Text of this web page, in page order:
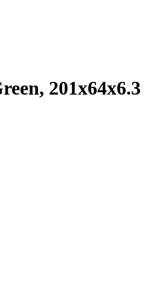
201x64x6.3